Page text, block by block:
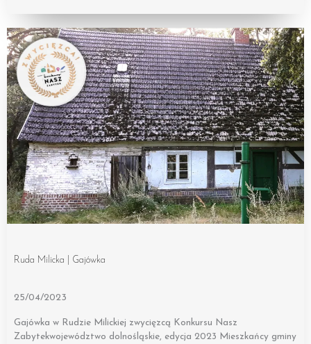
Ruda Milicka | Gajówka
25/04/2023
Gajówka w Rudzie Milickiej zwycięzcą Konkursu Nasz
Zabytekwojewództwo dolnośląskie, edycja 2023 Mieszkańcy gminy